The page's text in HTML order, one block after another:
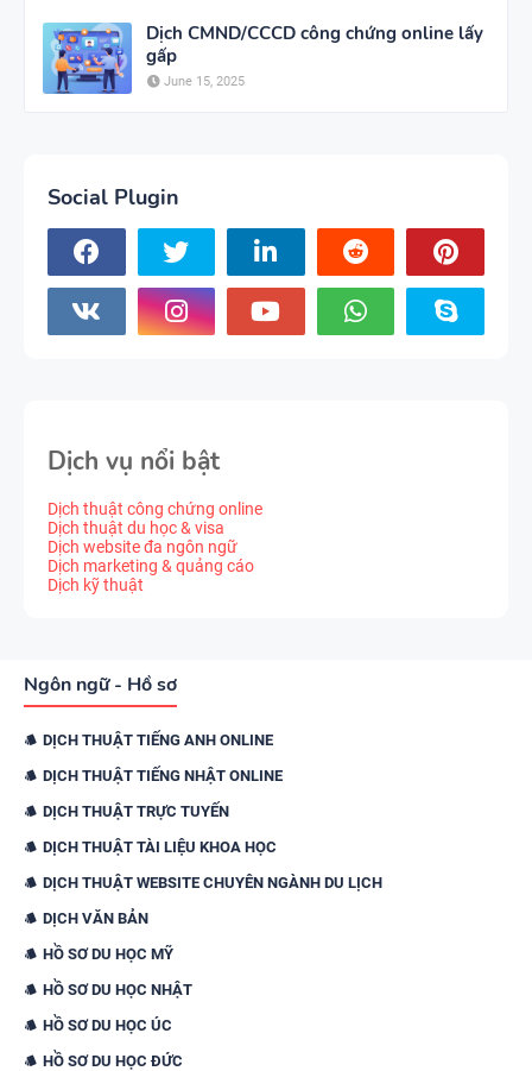
Dịch CMND/CCCD công chứng online lấy
gấp
June 15, 2025
Social Plugin
Dịch vụ nổi bật
Dịch thuật công chứng online
Dịch thuật du học & visa
Dịch website đa ngôn ngữ
Dịch marketing & quảng cáo
Dịch kỹ thuật
Ngôn ngữ - Hồ sơ
DỊCH THUẬT TIẾNG ANH ONLINE
DỊCH THUẬT TIẾNG NHẬT ONLINE
DỊCH THUẬT TRỰC TUYẾN
DỊCH THUẬT TÀI LIỆU KHOA HỌC
DỊCH THUẬT WEBSITE CHUYÊN NGÀNH DU LỊCH
DỊCH VĂN BẢN
HỒ SƠ DU HỌC MỸ
HỒ SƠ DU HỌC NHẬT
HỒ SƠ DU HỌC ÚC
HỒ SƠ DU HỌC ĐỨC